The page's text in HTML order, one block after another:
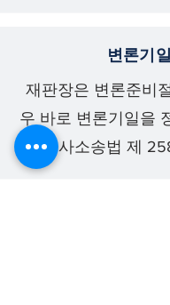
변론기일
재판장은 변론준비
우 바로 변론기일을
(민사소송법 제